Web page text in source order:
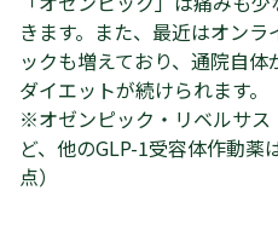
きます。また、最近はオン
ックも増えており、通院自
ダイエットが続けられます。
※オゼンピック・リベルサス
ど、他のGLP-1受容体作動
点）